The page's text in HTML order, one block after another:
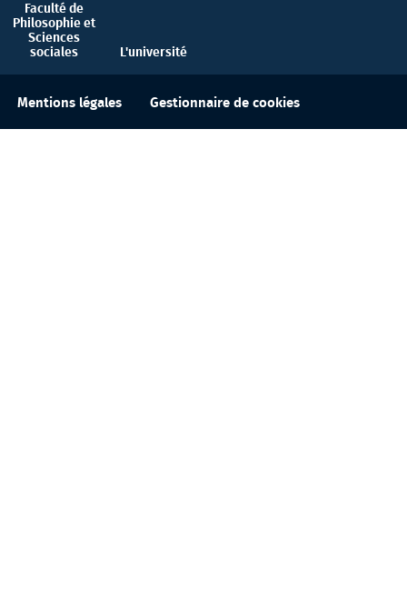
Faculté de
Philosophie et
Sciences
sociales
L'université
Mentions légales Gestionnaire de cookies